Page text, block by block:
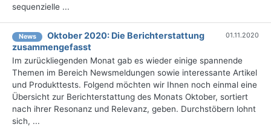
sequenzielle ...
News
Oktober 2020: Die Berichterstattung
zusammengefasst
01.11.2020
Im zurückliegenden Monat gab es wieder einige spannende
Themen im Bereich Newsmeldungen sowie interessante Artikel
und Produkttests. Folgend möchten wir Ihnen noch einmal eine
Übersicht zur Berichterstattung des Monats Oktober, sortiert
nach ihrer Resonanz und Relevanz, geben. Durchstöbern lohnt
sich, ...